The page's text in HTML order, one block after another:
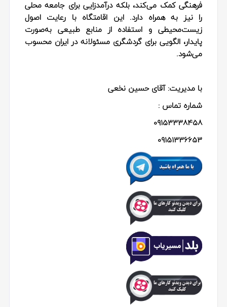
فرهنگی کمک می‌کند، بلکه درآمدزایی برای جامعه محلی
را نیز به همراه دارد. این اقامتگاه با رعایت اصول
زیست‌محیطی و استفاده از منابع طبیعی به‌صورت
پایدار، الگویی برای گردشگری مسئولانه در ایران محسوب
می‌شود.
با مدیریت: آقای حسین نخعی
شماره تماس :
09153338458
09151336653